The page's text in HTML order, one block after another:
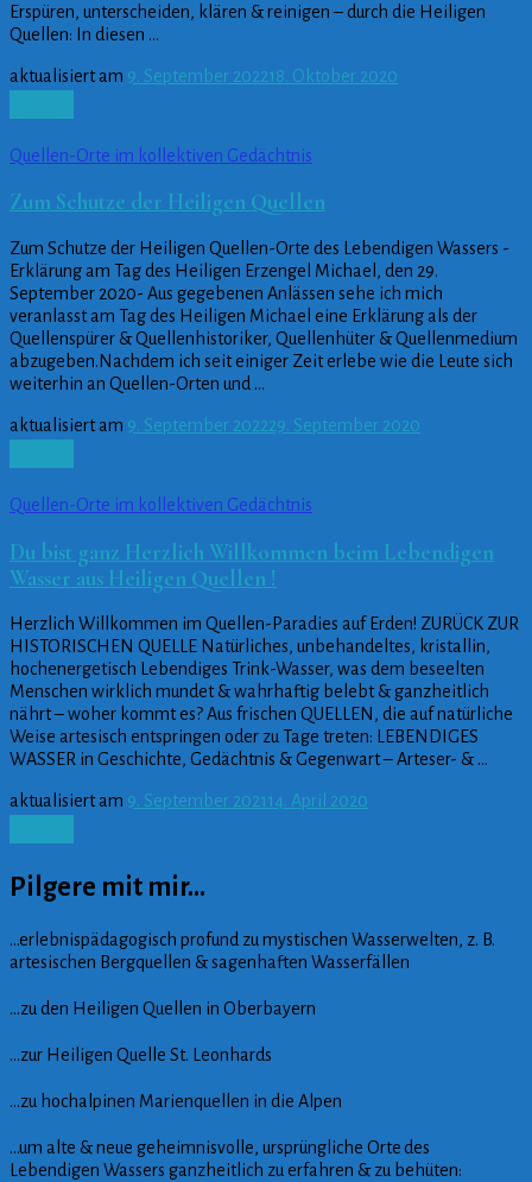
Erspüren, unterscheiden, klären & reinigen – durch die Heiligen
Quellen: In diesen …
aktualisiert am 9. September 202218. Oktober 2020
Quellen-Orte im kollektiven Gedächtnis
Zum Schutze der Heiligen Quellen
Zum Schutze der Heiligen Quellen-Orte des Lebendigen Wassers -
Erklärung am Tag des Heiligen Erzengel Michael, den 29.
September 2020- Aus gegebenen Anlässen sehe ich mich
veranlasst am Tag des Heiligen Michael eine Erklärung als der
Quellenspürer & Quellenhistoriker, Quellenhüter & Quellenmedium
abzugeben.Nachdem ich seit einiger Zeit erlebe wie die Leute sich
weiterhin an Quellen-Orten und …
aktualisiert am 9. September 202229. September 2020
Quellen-Orte im kollektiven Gedächtnis
Du bist ganz Herzlich Willkommen beim Lebendigen
Wasser aus Heiligen Quellen !
Herzlich Willkommen im Quellen-Paradies auf Erden! ZURÜCK ZUR
HISTORISCHEN QUELLE Natürliches, unbehandeltes, kristallin,
hochenergetisch Lebendiges Trink-Wasser, was dem beseelten
Menschen wirklich mundet & wahrhaftig belebt & ganzheitlich
nährt – woher kommt es? Aus frischen QUELLEN, die auf natürliche
Weise artesisch entspringen oder zu Tage treten: LEBENDIGES
WASSER in Geschichte, Gedächtnis & Gegenwart – Arteser- & …
aktualisiert am 9. September 202114. April 2020
Pilgere mit mir…
…erlebnispädagogisch profund zu mystischen Wasserwelten, z. B.
artesischen Bergquellen & sagenhaften Wasserfällen
…zu den Heiligen Quellen in Oberbayern
…zur Heiligen Quelle St. Leonhards
…zu hochalpinen Marienquellen in die Alpen
…um alte & neue geheimnisvolle, ursprüngliche Ortedes
Lebendigen Wassers ganzheitlich zu erfahren & zu behüten: